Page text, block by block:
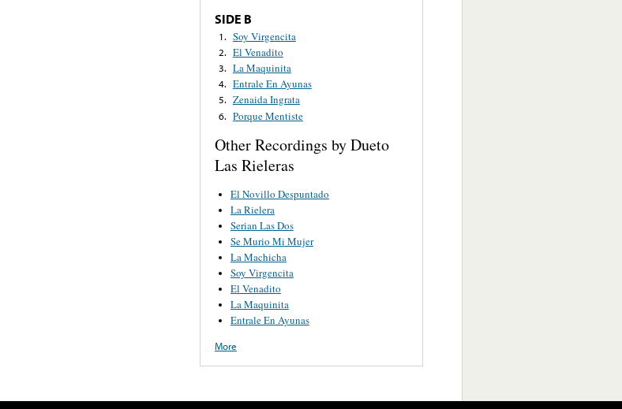
SIDE B
1. Soy Virgencita
2. El Venadito
3. La Maquinita
4. Entrale En Ayunas
5. Zenaida Ingrata
6. Porque Mentiste
Other Recordings by Dueto
Las Rieleras
El Novillo Despuntado
La Rielera
Serian Las Dos
Se Murio Mi Mujer
La Machicha
Soy Virgencita
El Venadito
La Maquinita
Entrale En Ayunas
More